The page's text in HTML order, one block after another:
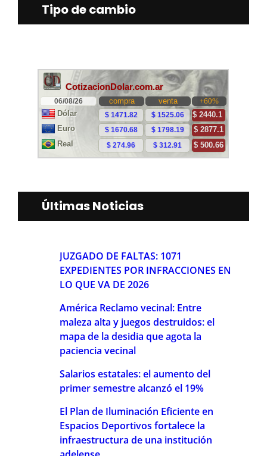
Tipo de cambio
Últimas Noticias
JUZGADO DE FALTAS: 1071
EXPEDIENTES POR INFRACCIONES EN
LO QUE VA DE 2026
América Reclamo vecinal: Entre
maleza alta y juegos destruidos: el
mapa de la desidia que agota la
paciencia vecinal
Salarios estatales: el aumento del
primer semestre alcanzó el 19%
El Plan de Iluminación Eficiente en
Espacios Deportivos fortalece la
infraestructura de una institución